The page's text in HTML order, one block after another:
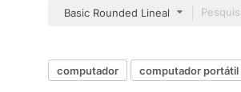
Basic Rounded Lineal
computador computador portátil